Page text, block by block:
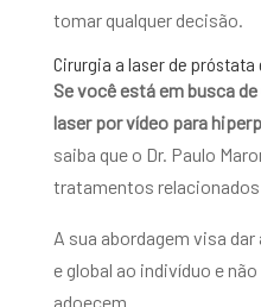
tomar qualquer decisão.
Cirurgia a laser de próstata
Se você está em busca
laser por vídeo para
saiba que o Dr. Paulo
tratamentos
A sua abordagem visa
e global ao indivíduo e
adoecem.